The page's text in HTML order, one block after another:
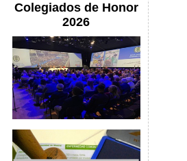
Colegiados de Honor
2026